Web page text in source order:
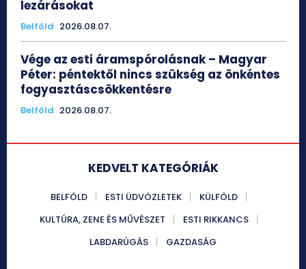
lezárásokat
Belföld 2026.08.07.
Vége az esti áramspórolásnak – Magyar
Péter: péntektől nincs szükség az önkéntes
fogyasztáscsökkentésre
Belföld 2026.08.07.
KEDVELT KATEGÓRIÁK
BELFÖLD ESTI ÜDVÖZLETEK
KÜLFÖLD
KULTÚRA, ZENE ÉS MŰVÉSZET
ESTI RIKKANCS
LABDARÚGÁS
GAZDASÁG